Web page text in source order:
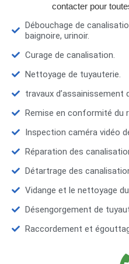
contacter pour
Débouchage de
baignoire, urinoir.
Curage de canalisation.
Nettoyage de tuyauterie.
travaux d’assainissement
Remise en conformité du
Inspection caméra vidéo
Réparation des
Détartrage des
Vidange et le nettoyage
Désengorgement de
Raccordement et